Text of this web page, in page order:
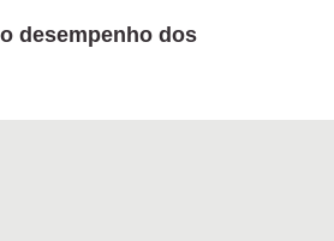
desempenho dos